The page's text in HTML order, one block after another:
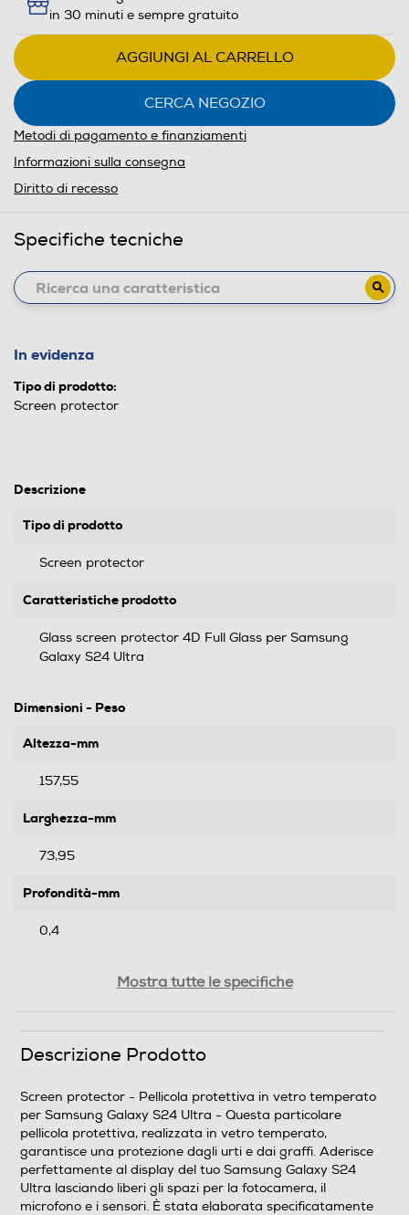
in 30 minuti e sempre gratuito
AGGIUNGI AL CARRELLO
CERCA NEGOZIO
Metodi di pagamento e finanziamenti
Informazioni sulla consegna
Diritto di recesso
Specifiche tecniche
In evidenza
Tipo di prodotto:
Screen protector
Descrizione
Tipo di prodotto
Screen protector
Caratteristiche prodotto
Glass screen protector 4D Full Glass per Samsung
Galaxy S24 Ultra
Dimensioni - Peso
Altezza-mm
157,55
Larghezza-mm
73,95
Profondità-mm
0,4
Informazioni sulla sicurezza del prodotto
Clicca qui
Mostra tutte le specifiche
Descrizione Prodotto
Screen protector - Pellicola protettiva in vetro temperato
per Samsung Galaxy S24 Ultra - Questa particolare
pellicola protettiva, realizzata in vetro temperato,
garantisce una protezione dagli urti e dai graffi. Aderisce
perfettamente al display del tuo Samsung Galaxy S24
Ultra lasciando liberi gli spazi per la fotocamera, il
microfono e i sensori. È stata elaborata specificatamente